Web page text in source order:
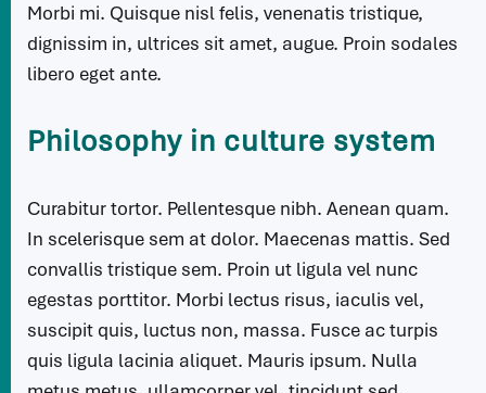
Morbi mi. Quisque nisl felis, venenatis tristique,
dignissim in, ultrices sit amet, augue. Proin sodales
libero eget ante.
Philosophy in culture system
Curabitur tortor. Pellentesque nibh. Aenean quam.
In scelerisque sem at dolor. Maecenas mattis. Sed
convallis tristique sem. Proin ut ligula vel nunc
egestas porttitor. Morbi lectus risus, iaculis vel,
suscipit quis, luctus non, massa. Fusce ac turpis
quis ligula lacinia aliquet. Mauris ipsum. Nulla